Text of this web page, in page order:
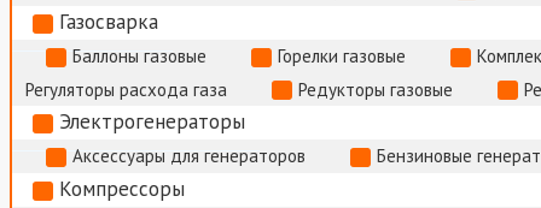
Газосварка
Баллоны газовые Горелки газовые
Регуляторы расхода газа
Редукторы газовые
Электрогенераторы
Аксессуары для генераторов Бензиновые
Компрессоры